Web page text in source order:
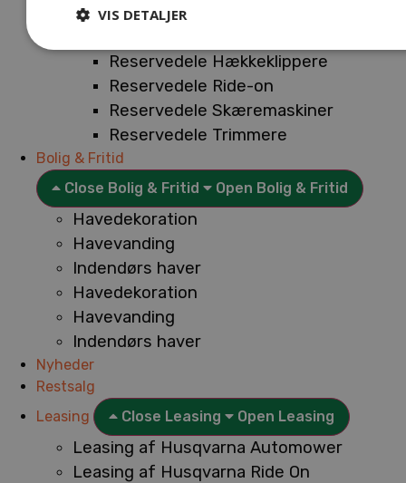
Reservedele Plæneklippere
Reservedele Hækkeklippere
Reservedele Ride-on
Reservedele Skæremaskiner
Reservedele Trimmere
Bolig & Fritid
Close Bolig & Fritid
Open Bolig & Fritid
Havedekoration
Havevanding
Indendørs haver
Havedekoration
Havevanding
Indendørs haver
Nyheder
Restsalg
Leasing
Close Leasing Open Leasing
Leasing af Husqvarna Automower
Leasing af Husqvarna Ride On
VIS DETALJER